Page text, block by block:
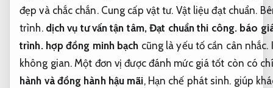
đẹp và chắc chắn. Cung cấp vật tư. Vật liệu đạt chuẩn.
trình. dịch vụ tư vấn tận tâm,Đạt chuẩn thi công. báo
trình.hợp đồng minh bạch cũng là yếu tố cần cân nhắc.
không gian. Một đơn vị được đánh mức giá tốt còn có
hành và đồng hành hậu mãi, Hạn chế phát sinh. giúp